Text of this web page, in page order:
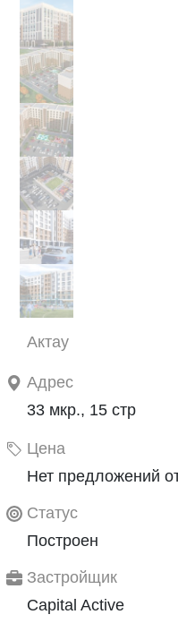
Актау
Адрес
33 мкр., 15 стр
Цена
Нет предложений
Статус
Построен
Застройщик
Capital Active